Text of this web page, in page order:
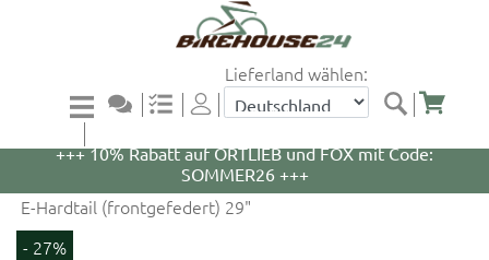
Lieferland wählen:
+++ 5% Rabatt auf WOOM Bikes und Zubehör mit
+++ 10% Rabatt auf ORTLIEB und FOX mit Code:
SOMMER26 +++
E-Hardtail (frontgefedert) 29"
- 27%